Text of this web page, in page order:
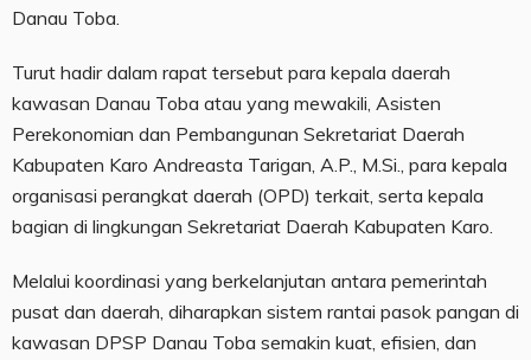
Danau Toba.
Turut hadir dalam rapat tersebut para kepala daerah
kawasan Danau Toba atau yang mewakili, Asisten
Perekonomian dan Pembangunan Sekretariat Daerah
Kabupaten Karo Andreasta Tarigan, A.P., M.Si., para kepala
organisasi perangkat daerah (OPD) terkait, serta kepala
bagian di lingkungan Sekretariat Daerah Kabupaten Karo.
Melalui koordinasi yang berkelanjutan antara pemerintah
pusat dan daerah, diharapkan sistem rantai pasok pangan di
kawasan DPSP Danau Toba semakin kuat, efisien, dan